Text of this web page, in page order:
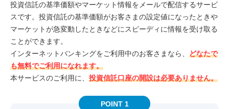
投資信託の基準価額やマーケット情報をメールで配信するサービ
スです。投資信託の基準価額がお客さまの設定値になったときや
マーケットが急変動したときなどにスピーディに情報を受け取る
ことができます。
インターネットバンキングをご利用中のお客さまなら、 どなたで
も無料でご利用になれます。
本サービスのご利用に、 投資信託口座の開設は必要ありません。
POINT 1